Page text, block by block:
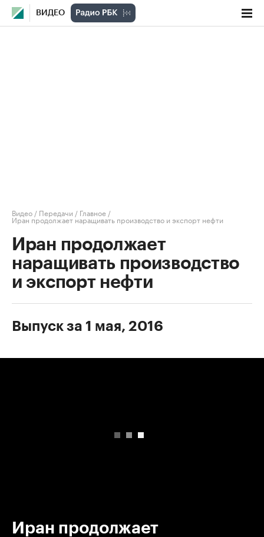
ВИДЕО
Видео / Передачи / Главное /
Иран продолжает наращивать производство и экспорт нефти
Иран продолжает
наращивать производство
и экспорт нефти
Выпуск за 1 мая, 2016
Иран продолжает